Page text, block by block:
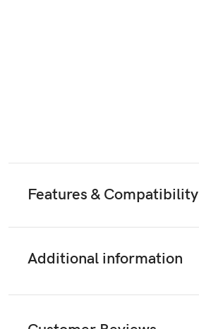
Features & Compatibility
Additional information